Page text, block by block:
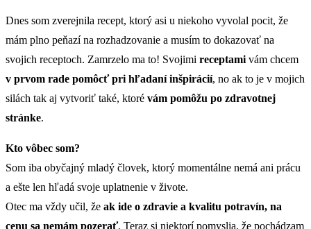
Dnes som zverejnila recept, ktorý asi u niekoho vyvolal pocit, že
mám plno peňazí na rozhadzovanie a musím to dokazovať na
svojich receptoch. Zamrzelo ma to! Svojimi receptami vám chcem
v prvom rade pomôcť pri hľadaní inšpirácií, no ak to je v mojich
silách tak aj vytvoriť také, ktoré vám pomôžu po zdravotnej
stránke.
Kto vôbec som?
Som iba obyčajný mladý človek, ktorý momentálne nemá ani prácu
a ešte len hľadá svoje uplatnenie v živote.
Otec ma vždy učil, že ak ide o zdravie a kvalitu potravín, na
cenu sa nemám pozerať. Teraz si niektorí pomyslia, že pochádzam